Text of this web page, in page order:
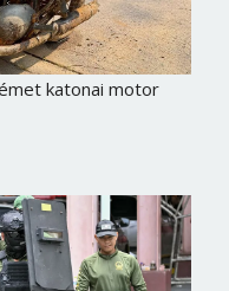
katonai motor